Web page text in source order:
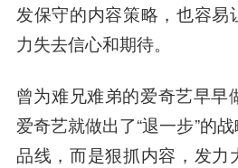
发保守的内容策略，也容易
力失去信心和期待。
曾为难兄难弟的爱奇艺早早
爱奇艺就做出了“退一步”的
品线，而是狠抓内容，发力